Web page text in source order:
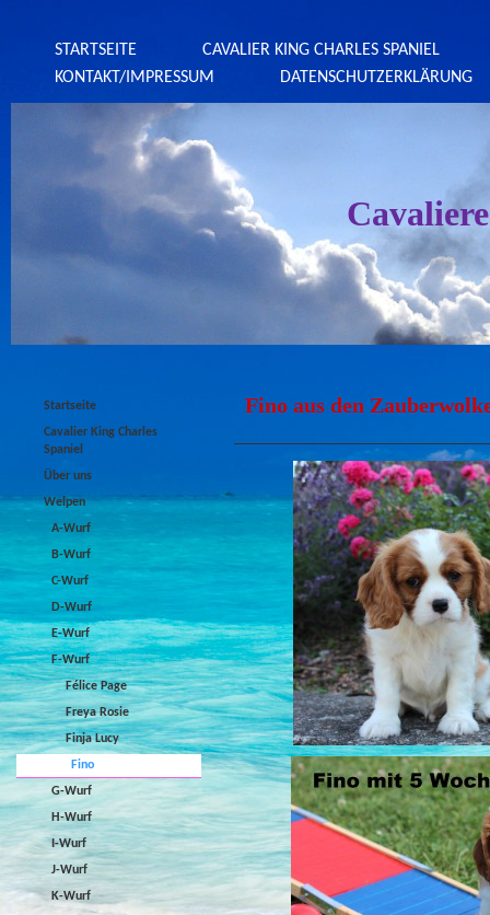
STARTSEITE
CAVALIER KING CHARLES SPANIEL
KONTAKT/IMPRESSUM
DATENSCHUTZERKLÄRUNG
Startseite
Cavalier King Charles
Spaniel
Über uns
Welpen
A-Wurf
B-Wurf
C-Wurf
D-Wurf
E-Wurf
F-Wurf
Félice Page
Freya Rosie
Finja Lucy
Fino
G-Wurf
H-Wurf
I-Wurf
J-Wurf
K-Wurf
Fino aus den